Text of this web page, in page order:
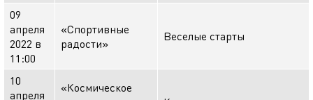
09
апреля
2022 в
11:00
«Спортивные
радости»
Веселые старты
10
апреля
«Космическое